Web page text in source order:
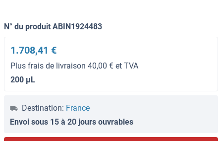
N° du produit ABIN1924483
1.708,41 €
Plus frais de livraison 40,00 € et TVA
200 μL
Destination: France
Envoi sous 15 à 20 jours ouvrables